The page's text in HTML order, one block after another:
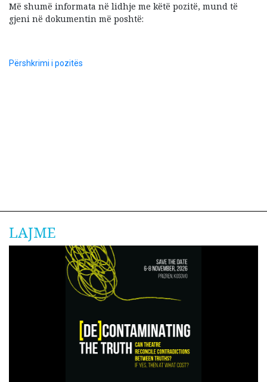
Më shumë informata në lidhje me këtë pozitë, mund të
gjeni në dokumentin më poshtë:
Përshkrimi i pozitës
LAJME